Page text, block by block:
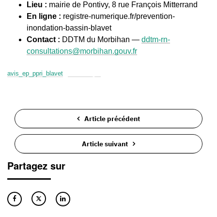
Lieu : mairie de Pontivy, 8 rue François Mitterrand
En ligne : registre-numerique.fr/prevention-
inondation-bassin-blavet
Contact : DDTM du Morbihan — ddtm-rn-
consultations@morbihan.gouv.fr
avis_ep_ppri_blavet
Article précédent
Article suivant
Partagez sur